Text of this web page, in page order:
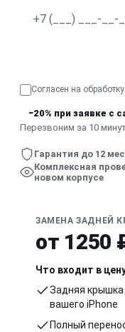
Согласен на обработку
−20% при заявке с
Перезвоним за 10
Гарантия до 12
Комплексная
новом корпусе
ЗАМЕНА ЗАДНЕЙ
от 1250
Что входит в
Задняя крышка
вашего iPhone
Полный